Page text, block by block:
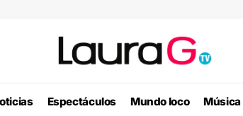
Espectáculos Mundo loco Música